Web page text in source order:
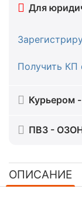
Для
Получить КП
Курьером
ПВЗ -
ОПИСАНИЕ